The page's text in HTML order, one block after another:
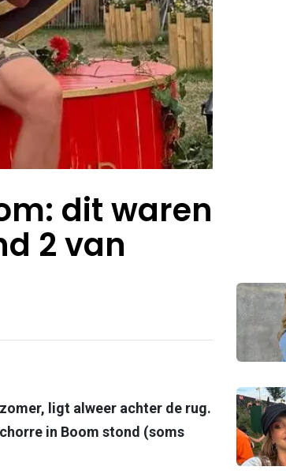
dit waren
2 van
ligt alweer achter de rug.
in Boom stond (soms